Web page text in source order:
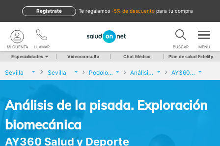
te regalamos -5% de descuento para tu compra
Regístrate
LLAMAR
MI CUENTA BUSCAR MENU
Especialidades Videoconsulta Chat Médico Plan de salud Fidelity
Sevilla Sevilla Podología Análisis de la pisada. Exploración biomecánica AY360 Salud y Deporte
Análisis de la pisada. Exploración
biomecánica
AY360 Salud y Deporte